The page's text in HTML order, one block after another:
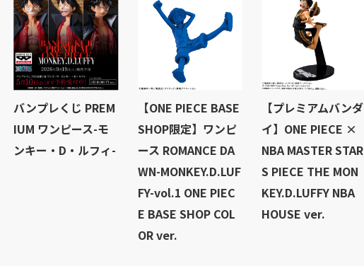
バンプレくじ PREM
IUM ワンピース-モ
ンキー・D・ルフィ-
【ONE PIECE BASE
SHOP限定】ワンピ
ース ROMANCE DA
WN-MONKEY.D.LUF
FY-vol.1 ONE PIEC
E BASE SHOP COL
OR ver.
【プレミアムバンダ
イ】ONE PIECE ×
NBA MASTER STAR
S PIECE THE MON
KEY.D.LUFFY NBA
HOUSE ver.